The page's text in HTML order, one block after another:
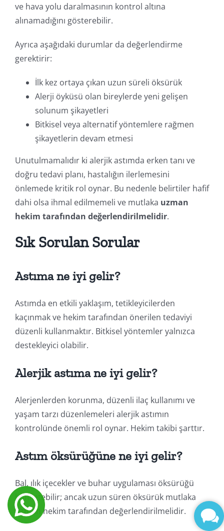
ve hava yolu daralmasının kontrol altına
alınamadığını gösterebilir.
Ayrıca aşağıdaki durumlar da değerlendirme
gerektirir:
İlk kez ortaya çıkan uzun süreli öksürük
Alerji öyküsü olan bireylerde yeni gelişen
solunum şikayetleri
Bitkisel veya alternatif yöntemlere rağmen
şikayetlerin devam etmesi
Unutulmamalıdır ki alerjik astımda erken tanı ve
doğru tedavi planı, hastalığın ilerlemesini
önlemede kritik rol oynar. Bu nedenle belirtiler hafif
dahi olsa ihmal edilmemeli ve mutlaka uzman
hekim tarafından değerlendirilmelidir.
Sık Sorulan Sorular
Astıma ne iyi gelir?
Astımda en etkili yaklaşım, tetikleyicilerden
kaçınmak ve hekim tarafından önerilen tedaviyi
düzenli kullanmaktır. Bitkisel yöntemler yalnızca
destekleyici olabilir.
Alerjik astıma ne iyi gelir?
Alerjenlerden korunma, düzenli ilaç kullanımı ve
yaşam tarzı düzenlemeleri alerjik astımın
kontrolünde önemli rol oynar. Hekim takibi şarttır.
Astım öksürüğüne ne iyi gelir?
Bal, ılık içecekler ve buhar uygulaması öksürüğü
hafifletebilir; ancak uzun süren öksürük mutlaka
uzman hekim tarafından değerlendirilmelidir.